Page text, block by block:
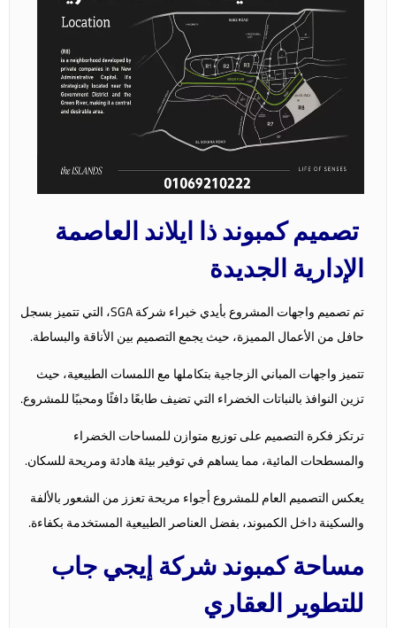
تصميم كمبوند ذا ايلاند العاصمة
الإدارية الجديدة
تم تصميم واجهات المشروع بأيدي خبراء شركة SGA، التي تتميز بسجل
حافل من الأعمال المميزة، حيث يجمع التصميم بين الأناقة والبساطة.
تتميز واجهات المباني الزجاجية بتكاملها مع اللمسات الطبيعية، حيث
تزين النوافذ بالنباتات الخضراء التي تضيف طابعًا دافئًا ومحببًا للمشروع.
ترتكز فكرة التصميم على توزيع متوازن للمساحات الخضراء
والمسطحات المائية، مما يساهم في توفير بيئة هادئة ومريحة للسكان.
يعكس التصميم العام للمشروع أجواء مريحة تعزز من الشعور بالألفة
والسكينة داخل الكمبوند، بفضل العناصر الطبيعية المستخدمة بكفاءة.
مساحة كمبوند شركة إيجي جاب
للتطوير العقاري